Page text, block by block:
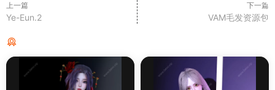
上一篇
Ye-Eun.2
下一篇
VAM毛发资源包